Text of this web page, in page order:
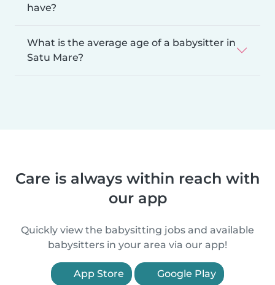
have?
What is the average age of a babysitter in
Satu Mare?
Care is always within reach with
our app
Quickly view the babysitting jobs and available
babysitters in your area via our app!
App Store Google Play